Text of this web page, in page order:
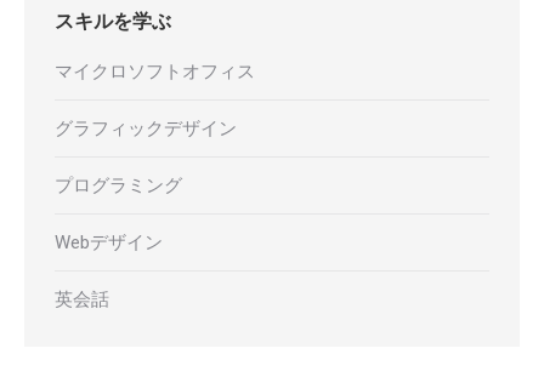
スキルを学ぶ
マイクロソフトオフィス
グラフィックデザイン
プログラミング
Webデザイン
英会話